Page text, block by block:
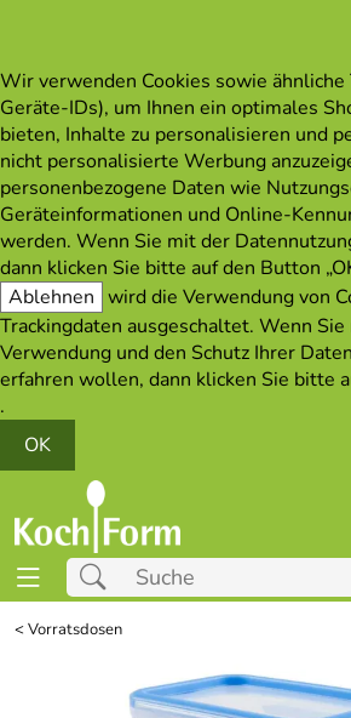
Wir verwenden Cookies sowie ähnliche
Geräte-IDs), um Ihnen ein optimales
bieten, Inhalte zu personalisieren und
nicht personalisierte Werbung
personenbezogene Daten wie
Geräteinformationen und Online-
werden. Wenn Sie mit der
dann klicken Sie bitte auf den Button
Ablehnen wird die Verwendung von
Trackingdaten ausgeschaltet. Wenn
Verwendung und den Schutz Ihrer
erfahren wollen, dann klicken Sie bitte
.
OK
<Vorratsdosen